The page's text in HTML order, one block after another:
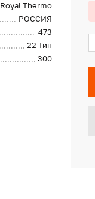
Royal Thermo
РОССИЯ
473
22 Тип
300